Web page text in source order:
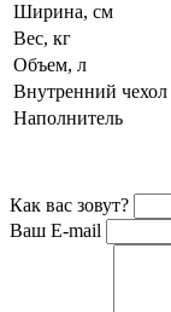
Ширина, см
Вес, кг
Объем, л
Внутренний чехол
Наполнитель
Как вас зовут?
Ваш E-mail